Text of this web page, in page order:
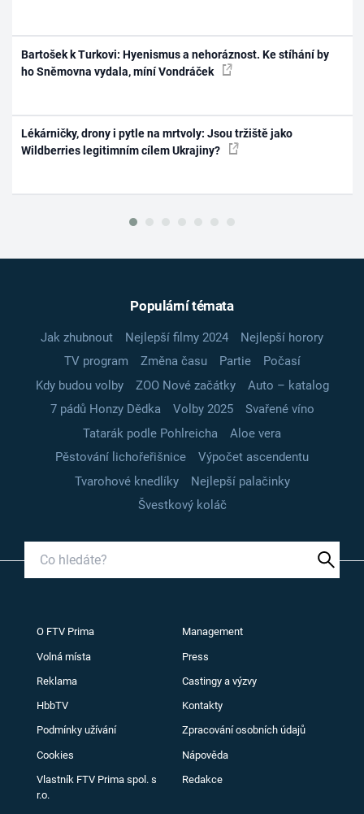
Bartošek k Turkovi: Hyenismus a nehoráznost. Ke stíhání by
ho Sněmovna vydala, míní Vondráček
Lékárničky, drony i pytle na mrtvoly: Jsou tržiště jako
Wildberries legitimním cílem Ukrajiny?
Populární témata
Jak zhubnout Nejlepší filmy 2024
Nejlepší horory
TV program
Změna času Partie
Počasí
Kdy budou volby
ZOO Nové začátky
Auto – katalog
7 pádů Honzy Dědka
Volby 2025
Svařené víno
Tatarák podle Pohlreicha
Aloe vera
Pěstování lichořeřišnice
Výpočet ascendentu
Tvarohové knedlíky
Nejlepší palačinky
Švestkový koláč
O FTV Prima Management
Volná místa Press
Reklama Castingy a výzvy
HbbTV Kontakty
Podmínky užívání Zpracování osobních údajů
Cookies Nápověda
Vlastník FTV Prima spol. s
r.o.
Redakce